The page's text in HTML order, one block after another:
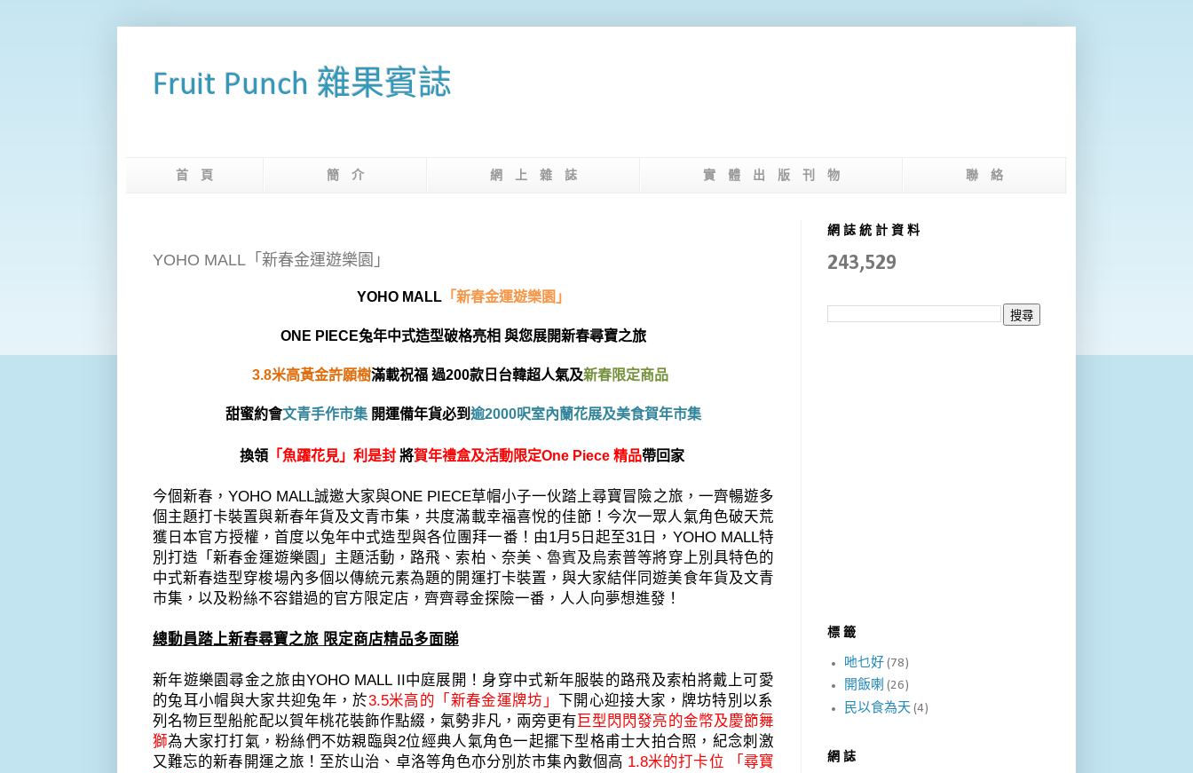
Fruit Punch 雜果賓誌
首 頁 簡 介 網 上 雜 誌 實 體 出 版 刊 物 聯 絡
YOHO MALL「新春金運遊樂園」
YOHO MALL 「新春金運遊樂園」
ONE PIECE兔年中式造型破格亮相 與您展開新春尋寶之旅
3.8米高黃金許願樹滿載祝福 過200款日台韓超人氣及新春限定商品
甜蜜約會文青手作市集 開運備年貨必到 逾2000呎室內蘭花展及美食賀年市集
換領「魚躍花見」利是封 將賀年禮盒及活動限定One Piece 精品帶回家
今個新春，YOHO MALL誠邀大家與ONE PIECE草帽小子一伙踏上尋寶冒險之旅， 一齊暢遊多
個主題打卡裝置與新春年貨及文青市集，共度滿載幸福喜悅的佳節！今次一眾人氣角色破天荒
獲日本官方授權，首度以兔年中式造型與各位團拜一番！由1月 5 日起至31 日， YOHO MALL特
別打造「新春金運遊樂園」主題活動，路飛、索柏、 奈美、 魯賓及烏索普等將穿上別具特色的
中式新春造型穿梭場內多個以傳統元素為題的開運打卡裝置， 與大家結伴同遊美食年貨及文青
市集， 以及粉絲不容錯過的官方限定店，齊齊尋金探險一番， 人人向夢想進發！
總動員踏上新春尋寶之旅 限定商店精品多面睇
新年遊樂園尋金之旅由YOHO MALL II中庭展開！ 身穿中式新年服裝的路飛及索柏將戴上可愛
的兔耳小帽與大家共迎兔年，於3.5米高的「新春金運牌坊」 下開心迎接大家， 牌坊特別以系
列名物巨型船舵配以賀年桃花裝飾作點綴，氣勢非凡， 兩旁更有巨型閃閃發亮的金幣及慶節舞
獅為大家打打氣，粉絲們不妨親臨與2位經典人氣角色一起擺下型格甫士大拍合照， 紀念刺激
又難忘的新春開運之旅！至於山治、 卓洛等角色亦分別於市集內數個高 1.8米的打卡位 「尋寶
網 誌 統 計 資 料
243,529
標 籤
吔乜好 (78)
開飯喇 (26)
民以食為天 (4)
網 誌